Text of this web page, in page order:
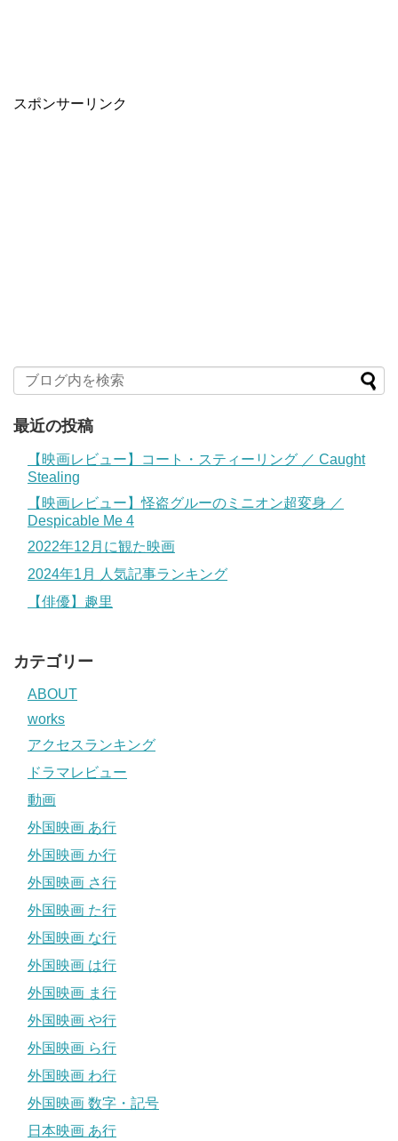
スポンサーリンク
最近の投稿
【映画レビュー】コート・スティーリング ／ Caught
Stealing
【映画レビュー】怪盗グルーのミニオン超変身 ／
Despicable Me 4
2022年12月に観た映画
2024年1月 人気記事ランキング
【俳優】趣里
カテゴリー
ABOUT
works
アクセスランキング
ドラマレビュー
動画
外国映画 あ行
外国映画 か行
外国映画 さ行
外国映画 た行
外国映画 な行
外国映画 は行
外国映画 ま行
外国映画 や行
外国映画 ら行
外国映画 わ行
外国映画 数字・記号
日本映画 あ行